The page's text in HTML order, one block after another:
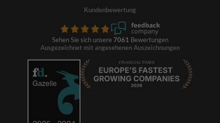
Kundenbewertung
Sehen Sie sich unsere 7061 Bewertungen
Ausgezeichnet mit angesehenen Auszeichnungen